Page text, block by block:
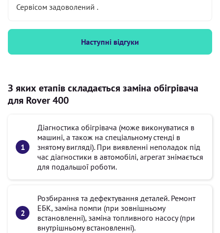
Сервісом задоволений .
Наступні відгуки
З яких етапів складається заміна обігрівача
для Rover 400
Діагностика обігрівача (може виконуватися в
машині, а також на спеціальному стенді в
знятому вигляді). При виявленні неполадок під
час діагностики в автомобілі, агрегат знімається
для подальшої роботи.
Розбирання та дефектування деталей. Ремонт
ЕБК, заміна помпи (при зовнішньому
встановленні), заміна топливного насосу (при
внутрішньому встановленні).